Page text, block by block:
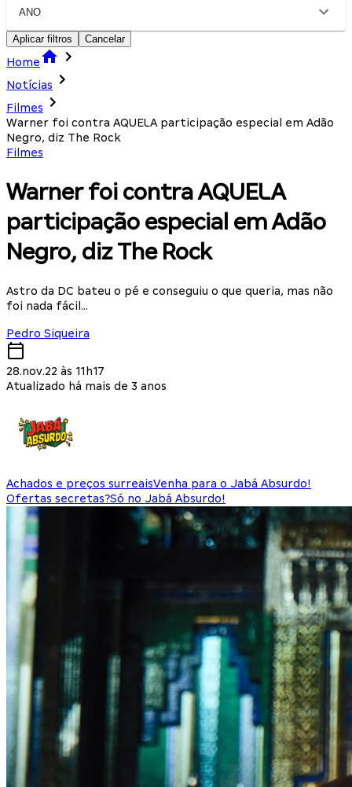
ANO
Aplicar filtros Cancelar
Home
Notícias
Filmes
Warner foi contra AQUELA participação especial em Adão
Negro, diz The Rock
Filmes
Warner foi contra AQUELA
participação especial em Adão
Negro, diz The Rock
Astro da DC bateu o pé e conseguiu o que queria, mas não
foi nada fácil…
Pedro Siqueira
28.nov.22 às 11h17
Atualizado há mais de 3 anos
Achados e preços surreaisVenha para o Jabá Absurdo!
Ofertas secretas?Só no Jabá Absurdo!